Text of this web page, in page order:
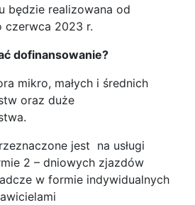
będzie realizowana od
czerwca 2023 r.
dofinansowanie?
mikro, małych i średnich
oraz duże
jest na usługi
2 – dniowych zjazdów
w formie indywidualnych